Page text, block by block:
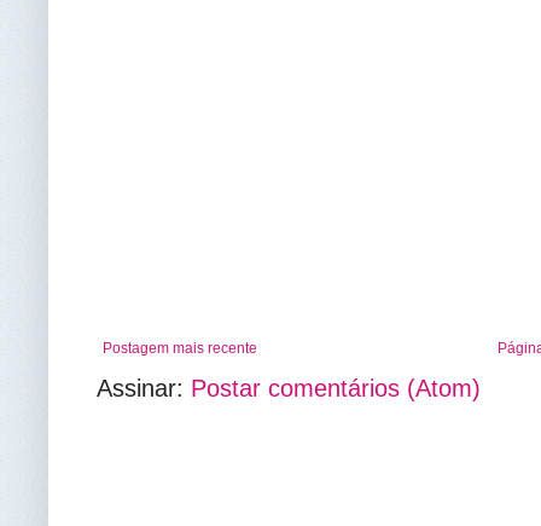
Postagem mais recente
Assinar: Postar comentários (Atom)